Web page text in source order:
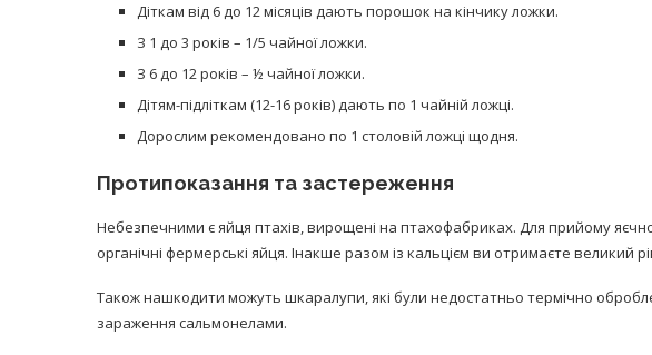
Діткам від 6 до 12 місяців дають порошок на кінчику ложки.
З 1 до 3 років – 1/5 чайної ложки.
З 6 до 12 років – ½ чайної ложки.
Дітям-підліткам (12-16 років) дають по 1 чайній ложці.
Дорослим рекомендовано по 1 столовій ложці щодня.
Протипоказання та застереження
Небезпечними є яйця птахів, вирощені на птахофабриках. Для прийому
органічні фермерські яйця. Інакше разом із кальцієм ви отримаєте великий
Також нашкодити можуть шкаралупи, які були недостатньо термічно
зараження сальмонелами.